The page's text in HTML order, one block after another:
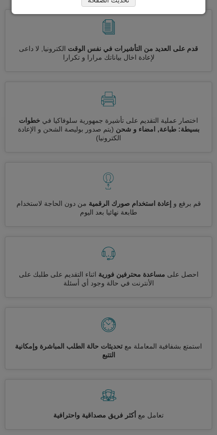
قدم على العديد من التأشيرات في نفس الوقت الكترونيا, لا داعى
لإعادة اخال بياناتك مرارا و تكرارا
اختصار عملية التقديم على تأشيرة جمهورية سلوفاكيا في خطوات
بسيطة: طباعة, امضاء و شحن (يتم صدور بوليصة الشحن و الإعادة
الكترونيا)
قم برفع و إعادة استخدام صورك الرقمية من دون الحاجة لاستخدام
طابعة نهائيا بعد اليوم
احصل على مساعدة محترفين فورية اثناء التقديم على طلبك على
الأنترنت في حالة وجود أي أسئلة
استمتع بشفافية المعاملة مع تحديثات حالة الطلب المباشرة وإمكانية
التتبع
تعامل مع أكثر فريق مصداقية واحترافية